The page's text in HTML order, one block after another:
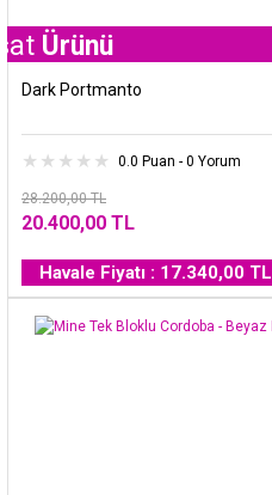
Dark Portmanto
0.0 Puan - 0 Yorum
28.200,00 TL
20.400,00 TL
Havale Fiyatı : 17.340,00 TL